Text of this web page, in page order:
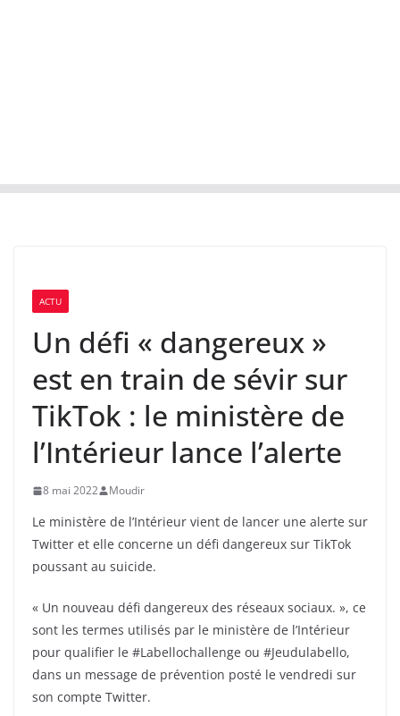
ACTU
Un défi « dangereux »
est en train de sévir sur
TikTok : le ministère de
l’Intérieur lance l’alerte
8 mai 2022 Moudir
Le ministère de l’Intérieur vient de lancer une alerte sur
Twitter et elle concerne un défi dangereux sur TikTok
poussant au suicide.
« Un nouveau défi dangereux des réseaux sociaux. », ce
sont les termes utilisés par le ministère de l’Intérieur
pour qualifier le #Labellochallenge ou #Jeudulabello,
dans un message de prévention posté le vendredi sur
son compte Twitter.